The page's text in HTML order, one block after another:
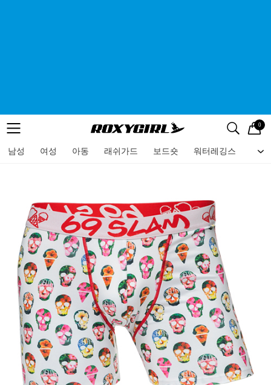
메뉴 검색
로고 0
남성 여성 아동 래쉬가드 보드숏 워터레깅스 비
메뉴